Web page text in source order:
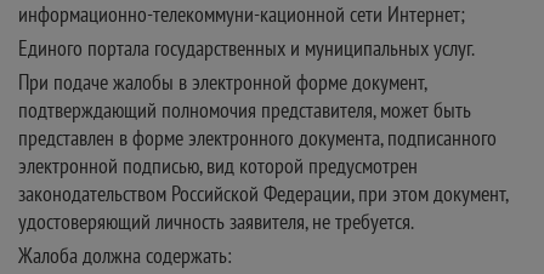
информационно-телекоммуни-кационной сети Интернет;
Единого портала государственных и муниципальных услуг.
При подаче жалобы в электронной форме документ,
подтверждающий полномочия представителя, может быть
представлен в форме электронного документа, подписанного
электронной подписью, вид которой предусмотрен
законодательством Российской Федерации, при этом документ,
удостоверяющий личность заявителя, не требуется.
Жалоба должна содержать: